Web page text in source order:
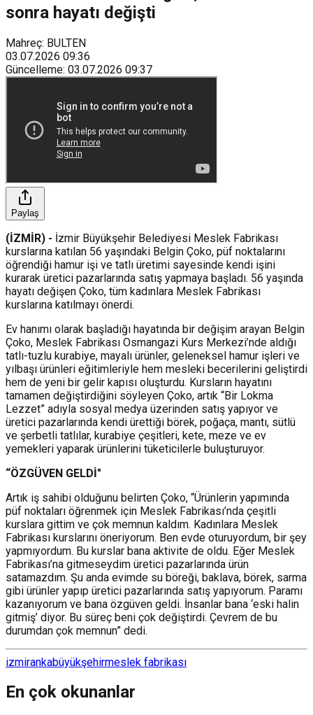
sonra hayatı değişti
Mahreç: BULTEN
03.07.2026 09:36
Güncelleme: 03.07.2026 09:37
Paylaş
(İZMİR) - İzmir Büyükşehir Belediyesi Meslek Fabrikası
kurslarına katılan 56 yaşındaki Belgin Çoko, püf noktalarını
öğrendiği hamur işi ve tatlı üretimi sayesinde kendi işini
kurarak üretici pazarlarında satış yapmaya başladı. 56 yaşında
hayatı değişen Çoko, tüm kadınlara Meslek Fabrikası
kurslarına katılmayı önerdi.
Ev hanımı olarak başladığı hayatında bir değişim arayan Belgin
Çoko, Meslek Fabrikası Osmangazi Kurs Merkezi’nde aldığı
tatlı-tuzlu kurabiye, mayalı ürünler, geleneksel hamur işleri ve
yılbaşı ürünleri eğitimleriyle hem mesleki becerilerini geliştirdi
hem de yeni bir gelir kapısı oluşturdu. Kursların hayatını
tamamen değiştirdiğini söyleyen Çoko, artık “Bir Lokma
Lezzet” adıyla sosyal medya üzerinden satış yapıyor ve
üretici pazarlarında kendi ürettiği börek, poğaça, mantı, sütlü
ve şerbetli tatlılar, kurabiye çeşitleri, kete, meze ve ev
yemekleri yaparak ürünlerini tüketicilerle buluşturuyor.
“ÖZGÜVEN GELDİ"
Artık iş sahibi olduğunu belirten Çoko, “Ürünlerin yapımında
püf noktaları öğrenmek için Meslek Fabrikası’nda çeşitli
kurslara gittim ve çok memnun kaldım. Kadınlara Meslek
Fabrikası kurslarını öneriyorum. Ben evde oturuyordum, bir şey
yapmıyordum. Bu kurslar bana aktivite de oldu. Eğer Meslek
Fabrikası’na gitmeseydim üretici pazarlarında ürün
satamazdım. Şu anda evimde su böreği, baklava, börek, sarma
gibi ürünler yapıp üretici pazarlarında satış yapıyorum. Paramı
kazanıyorum ve bana özgüven geldi. İnsanlar bana ‘eski halin
gitmiş’ diyor. Bu süreç beni çok değiştirdi. Çevrem de bu
durumdan çok memnun” dedi.
izmirankabüyükşehirmeslek fabrikası
En çok okunanlar